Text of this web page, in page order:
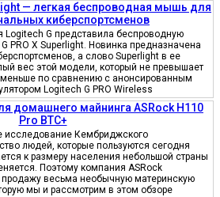
— легкая беспроводная мышь для
киберспортсменов
Logitech G представила беспроводную
PRO X Superlight. Новинка предназначена
а слово Superlight в ее
вес этой модели, который не превышает
меньше по сравнению с анонсированным
Logitech G PRO Wireless
домашнего майнинга ASRock H110
Pro BTC+
исследование Кембриджского
людей, которые пользуются сегодня
к размеру населения небольшой страны
Поэтому компания ASRock
продажу весьма необычную материнскую
мы и рассмотрим в этом обзоре